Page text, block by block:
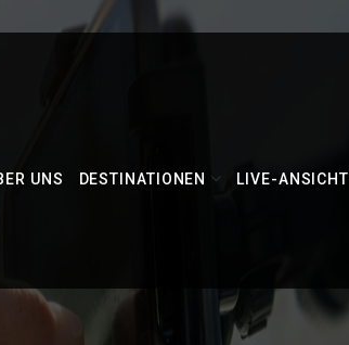
UNS DESTINATIONEN LIVE-ANSICHT